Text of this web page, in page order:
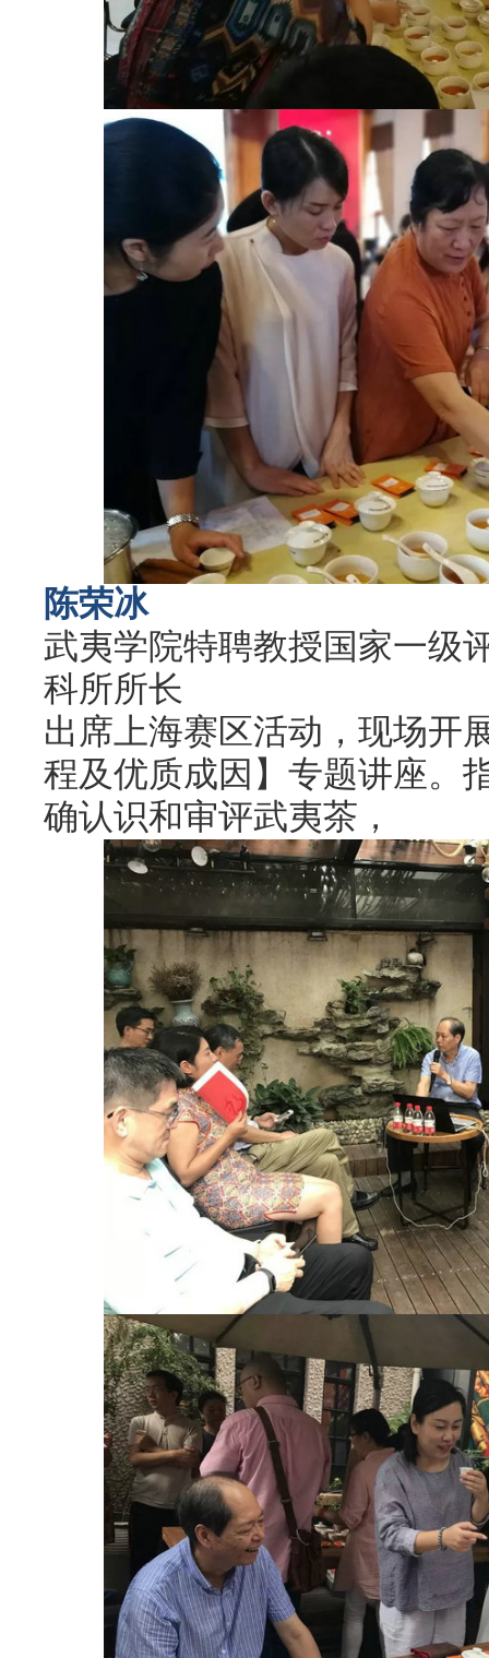
陈荣冰
武夷学院特聘教授国家一级
科所所长
出席上海赛区活动，现场开
程及优质成因】专题讲座。
确认识和审评武夷茶，